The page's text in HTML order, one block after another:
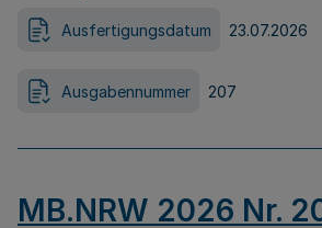
Ausfertigungsdatum 23.07.2026
Ausgabennummer 207
MB.NRW 2026 Nr.